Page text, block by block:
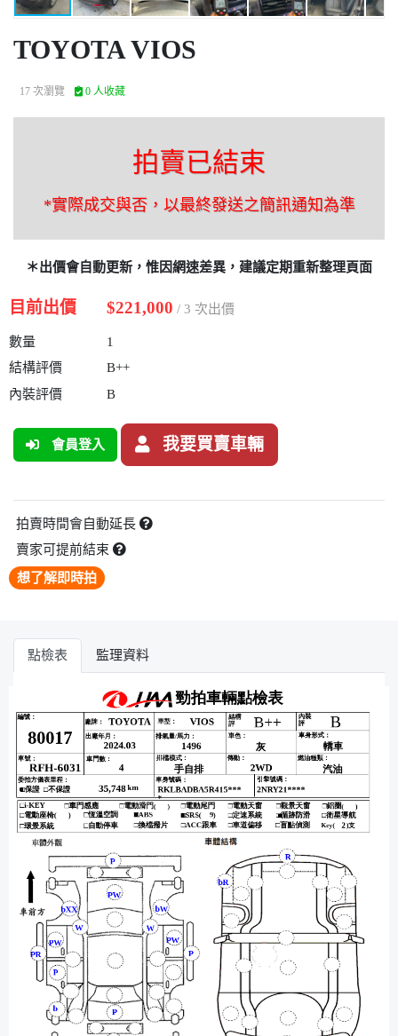
TOYOTA VIOS
17 次瀏覽 0 人收藏
拍賣已結束
*實際成交與否，以最終發送之簡訊通知為準
＊出價會自動更新，惟因網速差異，建議定期重新整理頁面
目前出價 $221,000 / 3 次出價
數量
1
結構評價
B++
內裝評價
B
會員登入 我要買賣車輛
拍賣時間會自動延長
賣家可提前結束
想了解即時拍
點檢表 監理資料